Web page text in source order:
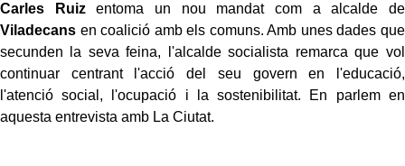
Carles Ruizentoma un nou mandat com a alcalde de
Viladecans en coalició amb els comuns. Amb unes dades que
secunden la seva feina, l'alcalde socialista remarca que vol
continuar centrant l'acció del seu govern en l'educació,
l'atenció social, l'ocupació i la sostenibilitat. En parlem en
aquesta entrevista amb La Ciutat.